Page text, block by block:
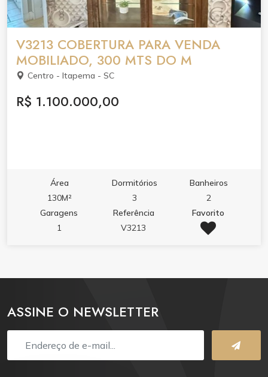
V3213 COBERTURA PARA VENDA
MOBILIADO, 300 MTS DO M
Centro - Itapema - SC
R$ 1.100.000,00
Área
130M²
Dormitórios
3
Banheiros
2
Garagens
1
Referência
V3213
Favorito
ASSINE O NEWSLETTER